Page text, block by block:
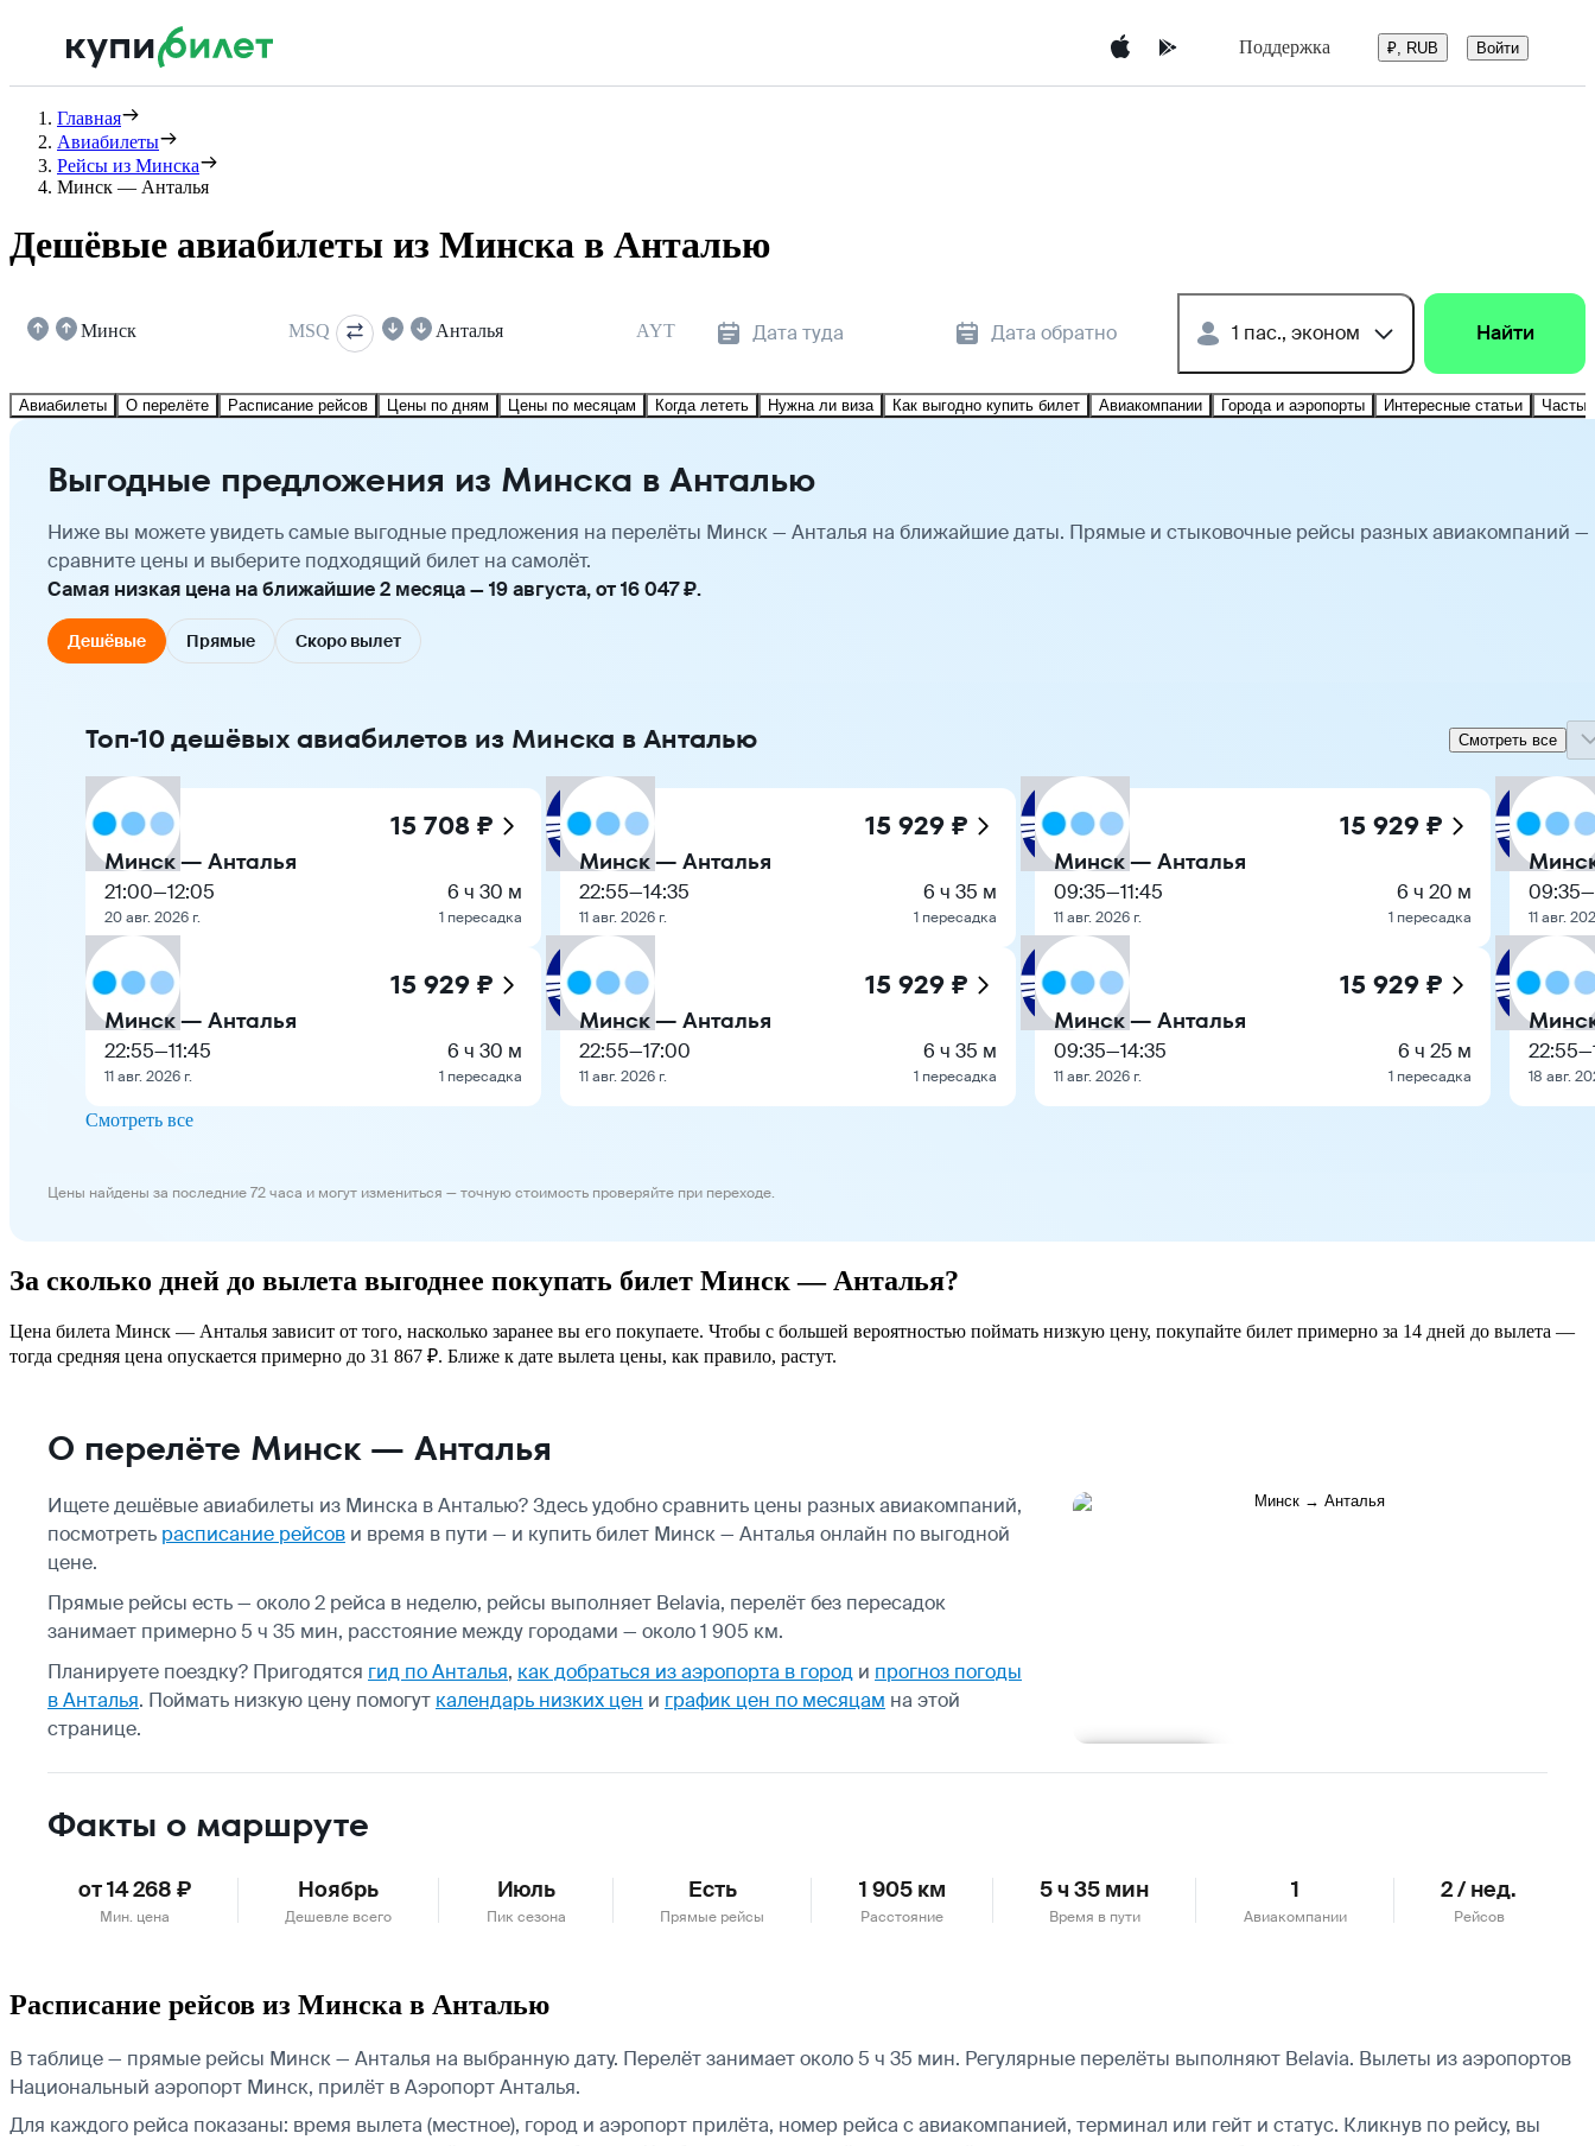
Поддержка ₽, RUB Войти
Главная
Авиабилеты
Рейсы из Минска
Минск — Анталья
Дешёвые авиабилеты из Минска в Анталью
Минск MSQ Анталья AYT Дата туда Дата обратно 1 пас., эконом Найти
Авиабилеты О перелёте Расписание рейсов Цены по дням Цены по месяцам Когда лететь Нужна ли виза Как выгодно купить билет Авиакомпании Города и аэропорты Интересные статьи
Выгодные предложения из Минска в Анталью
Ниже вы можете увидеть самые выгодные предложения на перелёты Минск — Анталья на ближайшие даты. Прямые и стыковочные рейсы разных авиакомпаний —
сравните цены и выберите подходящий билет на самолёт.
Самая низкая цена на ближайшие 2 месяца — 19 августа, от 16 047 ₽.
Дешёвые Прямые Скоро вылет
Топ-10 дешёвых авиабилетов из Минска в Анталью Смотреть все
15 708 ₽
Минск — Анталья
21:00—12:05
20 авг. 2026 г.
6 ч 30 м
1 пересадка
15 929 ₽
Минск — Анталья
22:55—11:45
11 авг. 2026 г.
6 ч 30 м
1 пересадка
15 929 ₽
Минск — Анталья
22:55—14:35
11 авг. 2026 г.
6 ч 35 м
1 пересадка
15 929 ₽
Минск — Анталья
22:55—17:00
11 авг. 2026 г.
6 ч 35 м
1 пересадка
15 929 ₽
Минск — Анталья
09:35—11:45
11 авг. 2026 г.
6 ч 20 м
1 пересадка
15 929 ₽
Минск — Анталья
09:35—14:35
11 авг. 2026 г.
6 ч 25 м
1 пересадка
09:35—
11 авг.
22:55—
18 авг.
Смотреть все
Цены найдены за последние 72 часа и могут измениться — точную стоимость проверяйте при переходе.
За сколько дней до вылета выгоднее покупать билет Минск — Анталья?
Цена билета Минск — Анталья зависит от того, насколько заранее вы его покупаете. Чтобы с большей вероятностью поймать низкую цену, покупайте билет примерно за 14 дней до вылета —
тогда средняя цена опускается примерно до 31 867 ₽. Ближе к дате вылета цены, как правило, растут.
О перелёте Минск — Анталья
Ищете дешёвые авиабилеты из Минска в Анталью? Здесь удобно сравнить цены разных авиакомпаний,
посмотреть расписание рейсов и время в пути — и купить билет Минск — Анталья онлайн по выгодной
цене.
Прямые рейсы есть — около 2 рейса в неделю, рейсы выполняет Belavia, перелёт без пересадок
занимает примерно 5 ч 35 мин, расстояние между городами — около 1 905 км.
Планируете поездку? Пригодятся гид по Анталья, как добраться из аэропорта в город и прогноз погоды
в Анталья. Поймать низкую цену помогут календарь низких цен и график цен по месяцам на этой
странице.
Факты о маршруте
от 14 268 ₽
Мин. цена
Ноябрь
Дешевле всего
Июль
Пик сезона
Есть
Прямые рейсы
1 905 км
Расстояние
5 ч 35 мин
Время в пути
1
Авиакомпании
2 / нед.
Рейсов
Расписание рейсов из Минска в Анталью
В таблице — прямые рейсы Минск — Анталья на выбранную дату. Перелёт занимает около 5 ч 35 мин. Регулярные перелёты выполняют Belavia. Вылеты из аэропортов
Национальный аэропорт Минск, прилёт в Аэропорт Анталья.
Для каждого рейса показаны: время вылета (местное), город и аэропорт прилёта, номер рейса с авиакомпанией, терминал или гейт и статус. Кликнув по рейсу, вы